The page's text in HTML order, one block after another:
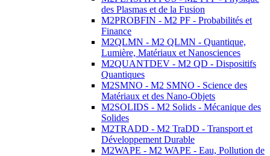
des Plasmas et de la Fusion
M2PROBFIN - M2 PF - Probabilités et
Finance
M2QLMN - M2 QLMN - Quantique,
Lumière, Matériaux et Nanosciences
M2QUANTDEV - M2 QD - Dispositifs
Quantiques
M2SMNO - M2 SMNO - Science des
Matériaux et des Nano-Objets
M2SOLIDS - M2 Solids - Mécanique des
Solides
M2TRADD - M2 TraDD - Transport et
Développement Durable
M2WAPE - M2 WAPE - Eau, Pollution de